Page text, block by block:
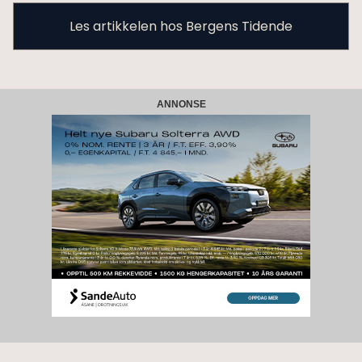
Les artikkelen hos Bergens Tidende
ANNONSE